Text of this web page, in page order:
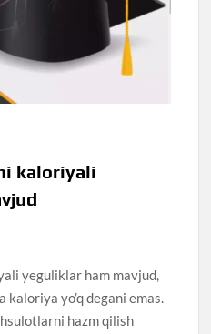
kaloriyali
yeguliklar ham mavjud,
yo’q degani emas.
hazm qilish